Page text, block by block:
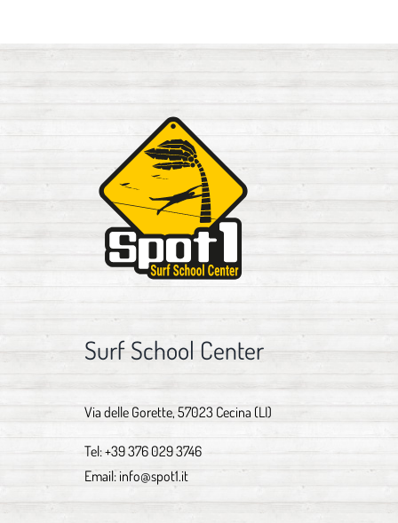
Surf School Center
Via delle Gorette, 57023 Cecina (LI)
Tel:+39 376 029 3746
Email: info@spot1.it